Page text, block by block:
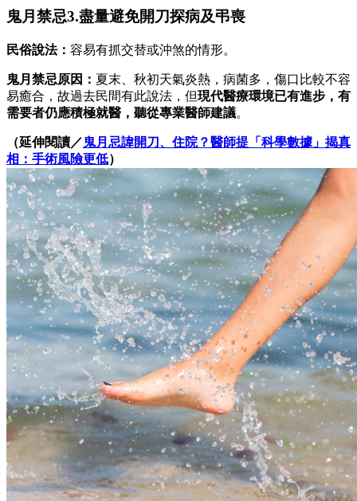
鬼月禁忌3.盡量避免開刀探病及弔喪
民俗說法： 容易有抓交替或沖煞的情形。
鬼月禁忌原因： 夏末、秋初天氣炎熱，病菌多，傷口比較不容
易癒合，故過去民間有此說法，但現代醫療環境已有進步，有
需要者仍應積極就醫，聽從專業醫師建議。
（延伸閱讀／鬼月忌諱開刀、住院？醫師提「科學數據」揭真
相：手術風險更低）